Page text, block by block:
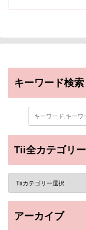
キーワード検索
Tii全カテゴリー
アーカイブ